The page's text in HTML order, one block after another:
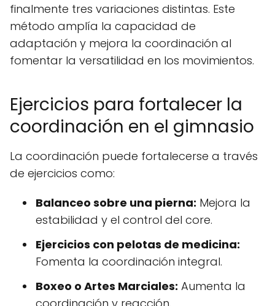
finalmente tres variaciones distintas. Este
método amplía la capacidad de
adaptación y mejora la coordinación al
fomentar la versatilidad en los movimientos.
Ejercicios para fortalecer la
coordinación en el gimnasio
La coordinación puede fortalecerse a través
de ejercicios como:
Balanceo sobre una pierna: Mejora la
estabilidad y el control del core.
Ejercicios con pelotas de medicina:
Fomenta la coordinación integral.
Boxeo o Artes Marciales: Aumenta la